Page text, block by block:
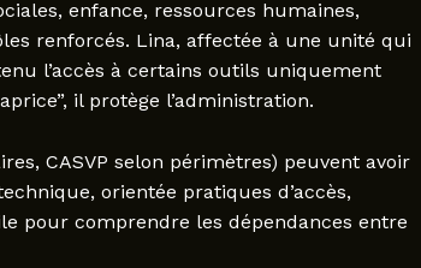
enfance, ressources humaines,
renforcés. Lina, affectée à une unité qui
l’accès à certains outils uniquement
il protège l’administration.
CASVP selon périmètres) peuvent avoir
orientée pratiques d’accès,
pour comprendre les dépendances entre